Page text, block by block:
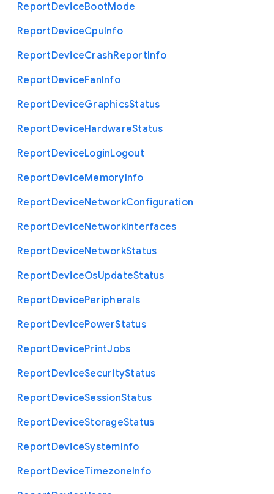
ReportDeviceBootMode
ReportDeviceCpuInfo
ReportDeviceCrashReportInfo
ReportDeviceFanInfo
ReportDeviceGraphicsStatus
ReportDeviceHardwareStatus
ReportDeviceLoginLogout
ReportDeviceMemoryInfo
ReportDeviceNetworkConfiguration
ReportDeviceNetworkInterfaces
ReportDeviceNetworkStatus
ReportDeviceOsUpdateStatus
ReportDevicePeripherals
ReportDevicePowerStatus
ReportDevicePrintJobs
ReportDeviceSecurityStatus
ReportDeviceSessionStatus
ReportDeviceStorageStatus
ReportDeviceSystemInfo
ReportDeviceTimezoneInfo